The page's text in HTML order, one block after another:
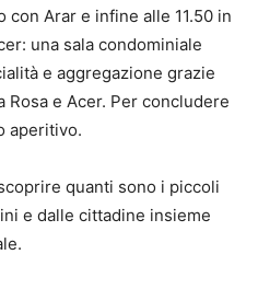
con Arar e infine alle 11.50 in
una sala condominiale
e aggregazione grazie
Rosa e Acer. Per concludere
aperitivo.
quanti sono i piccoli
e dalle cittadine insieme